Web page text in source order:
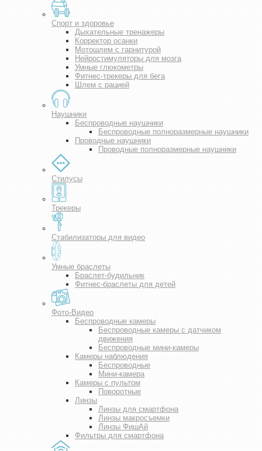
Спорт и здоровье
Дыхательные тренажеры
Корректор осанки
Мотошлем с гарнитурой
Нейростимуляторы для мозга
Умные глюкометры
Фитнес-трекеры для бега
Шлем с рацией
Наушники
Беспроводные наушники
Беспроводные полноразмерные наушники
Проводные наушники
Проводные полноразмерные наушники
Стилусы
Трекеры
Стабилизаторы для видео
Умные браслеты
Браслет-будильник
Фитнес-браслеты для детей
Фото-Видео
Беспроводные камеры
Беспроводные камеры с датчиком
движения
Беспроводные мини-камеры
Камеры наблюдения
Беспроводные
Мини-камера
Камеры с пультом
Поворотные
Линзы
Линзы для смартфона
Линзы макросъемки
Линзы ФишАй
Фильтры для смартфона